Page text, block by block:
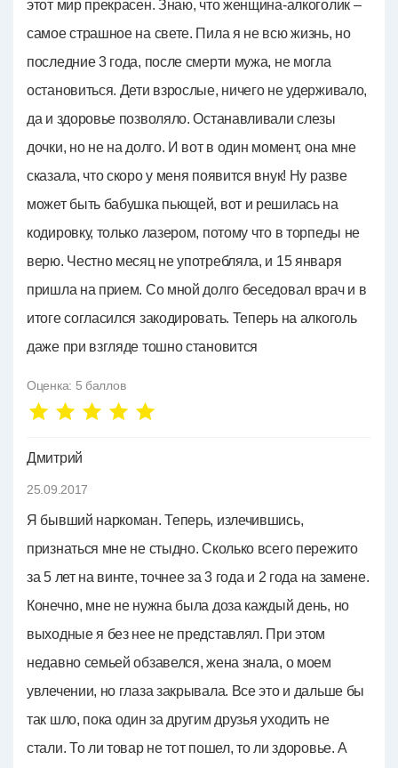
этот мир прекрасен. Знаю, что женщина-алкоголик –
самое страшное на свете. Пила я не всю жизнь, но
последние 3 года, после смерти мужа, не могла
остановиться. Дети взрослые, ничего не удерживало,
да и здоровье позволяло. Останавливали слезы
дочки, но не на долго. И вот в один момент, она мне
сказала, что скоро у меня появится внук! Ну разве
может быть бабушка пьющей, вот и решилась на
кодировку, только лазером, потому что в торпеды не
верю. Честно месяц не употребляла, и 15 января
пришла на прием. Со мной долго беседовал врач и в
итоге согласился закодировать. Теперь на алкоголь
даже при взгляде тошно становится
Оценка: 5 баллов
Дмитрий
25.09.2017
Я бывший наркоман. Теперь, излечившись,
признаться мне не стыдно. Сколько всего пережито
за 5 лет на винте, точнее за 3 года и 2 года на замене.
Конечно, мне не нужна была доза каждый день, но
выходные я без нее не представлял. При этом
недавно семьей обзавелся, жена знала, о моем
увлечении, но глаза закрывала. Все это и дальше бы
так шло, пока один за другим друзья уходить не
стали. То ли товар не тот пошел, то ли здоровье. А